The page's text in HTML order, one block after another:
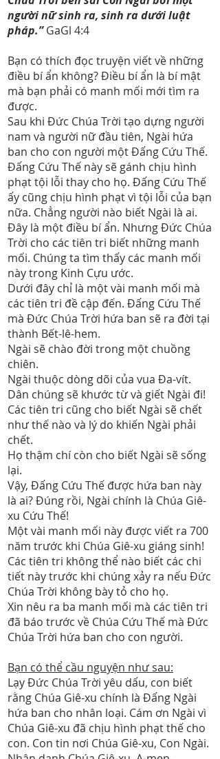
người nữ sinh ra, sinh ra dưới luật
pháp.”GaGl 4:4
Bạn có thích đọc truyện viết về những
điều bí ẩn không? Điều bí ẩn là bí mật
mà bạn phải có manh mối mới tìm ra
được.
Sau khi Đức Chúa Trời tạo dựng người
nam và người nữ đầu tiên, Ngài hứa
ban cho con người một Đấng Cứu Thế.
Đấng Cứu Thế này sẽ gánh chịu hình
phạt tội lỗi thay cho họ. Đấng Cứu Thế
ấy cũng chịu hình phạt vì tội lỗi của bạn
nữa. Chẳng người nào biết Ngài là ai.
Đây là một điều bí ẩn. Nhưng Đức Chúa
Trời cho các tiên tri biết những manh
mối. Chúng ta tìm thấy các manh mối
này trong Kinh Cựu ước.
Dưới đây chỉ là một vài manh mối mà
các tiên tri đề cập đến. Đấng Cứu Thế
mà Đức Chúa Trời hứa ban sẽ ra đời tại
thành Bết-lê-hem.
Ngài sẽ chào đời trong một chuồng
chiên.
Ngài thuộc dòng dõi của vua Đa-vít.
Dân chúng sẽ khước từ và giết Ngài đi!
Các tiên tri cũng cho biết Ngài sẽ chết
như thế nào và lý do khiến Ngài phải
chết.
Họ thậm chí còn cho biết Ngài sẽ sống
lại.
Vậy, Đấng Cứu Thế được hứa ban này
là ai? Đúng rồi, Ngài chính là Chúa Giê-
xu Cứu Thế!
Một vài manh mối này được viết ra 700
năm trước khi Chúa Giê-xu giáng sinh!
Các tiên tri không thể nào biết các chi
tiết này trước khi chúng xảy ra nếu Đức
Chúa Trời không bày tỏ cho họ.
Xin nêu ra ba manh mối mà các tiên tri
đã báo trước về Chúa Cứu Thế mà Đức
Chúa Trời hứa ban cho con người.
Bạn có thể cầu nguyện như sau:
Lạy Đức Chúa Trời yêu dấu, con biết
rằng Chúa Giê-xu chính là Đấng Ngài
hứa ban cho nhân loại. Cám ơn Ngài vì
Chúa Giê-xu đã chịu hình phạt thế cho
con. Con tin nơi Chúa Giê-xu, Con Ngài.